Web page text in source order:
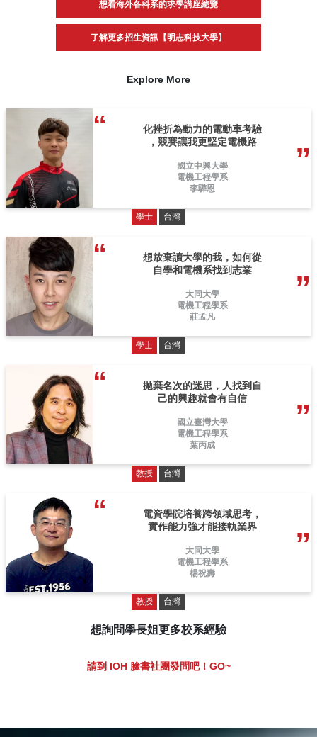
想看海外各科系的求學講座總覽
了解更多招生資訊【明志科技大學】
Explore More
化挫折為動力的電動車考驗
，競賽讓我更堅定電機路
國立中興大學
電機工程學系
李驊恩
學士 台灣
想放棄讀大學的我，如何從
自學和電機系找到志業
大同大學
電機工程學系
莊孟凡
學士 台灣
拋棄名次的迷思，人找到自
己的興趣就會有自信
國立臺灣大學
電機工程學系
葉丙成
教授 台灣
電資學院培養跨領域思考，
實作能力強才能接軌業界
大同大學
電機工程學系
楊祝壽
教授 台灣
想詢問學長姐更多校系經驗
請到 IOH 臉書社團發問吧！GO~